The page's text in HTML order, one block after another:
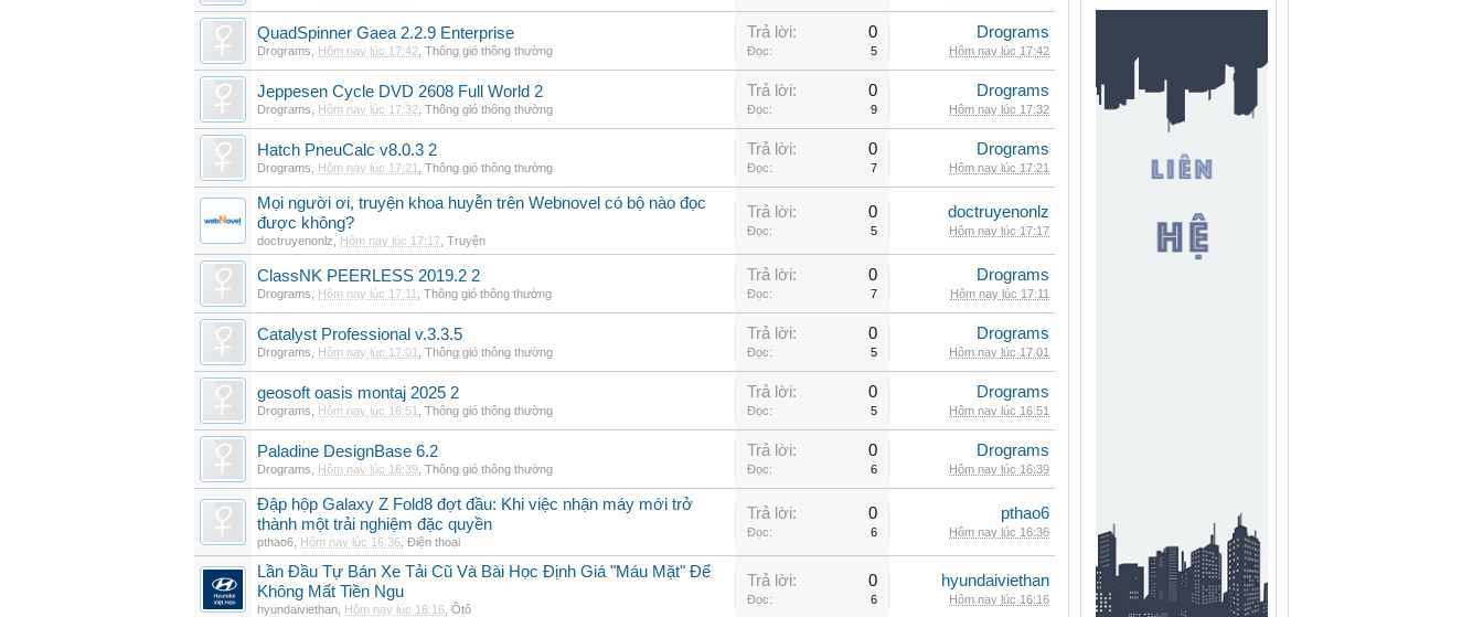
QuadSpinner Gaea 2.2.9 Enterprise
Drograms Hôm nay lúc 17:42 Thông gió thông thường
Trả lời: 0
Đọc: 5
Drograms
Hôm nay lúc 17:42
Jeppesen Cycle DVD 2608 Full World 2
Drograms Hôm nay lúc 17:32 Thông gió thông thường
Trả lời: 0
Đọc: 9
Drograms
Hôm nay lúc 17:32
Hatch PneuCalc v8.0.3 2
Drograms Hôm nay lúc 17:21 Thông gió thông thường
Trả lời: 0
Đọc: 7
Drograms
Hôm nay lúc 17:21
Mọi người ơi, truyện khoa huyễn trên Webnovel có bộ nào đọc
được không?
doctruyenonlz Hôm nay lúc 17:17 Truyện
Trả lời: 0
Đọc: 5
doctruyenonlz
Hôm nay lúc 17:17
ClassNK PEERLESS 2019.2 2
Drograms Hôm nay lúc 17:11 Thông gió thông thường
Trả lời: 0
Đọc: 7
Drograms
Hôm nay lúc 17:11
Catalyst Professional v.3.3.5
Drograms Hôm nay lúc 17:01 Thông gió thông thường
Trả lời: 0
Đọc: 5
Drograms
Hôm nay lúc 17:01
geosoft oasis montaj 2025 2
Drograms Hôm nay lúc 16:51 Thông gió thông thường
Trả lời: 0
Đọc: 5
Drograms
Hôm nay lúc 16:51
Paladine DesignBase 6.2
Drograms Hôm nay lúc 16:39 Thông gió thông thường
Trả lời: 0
Đọc: 6
Drograms
Hôm nay lúc 16:39
Đập hộp Galaxy Z Fold8 đợt đầu: Khi việc nhận máy mới trở
thành một trải nghiệm đặc quyền
pthao6 Hôm nay lúc 16:36 Điện thoại
Trả lời: 0
Đọc: 6
pthao6
Hôm nay lúc 16:36
Lần Đầu Tự Bán Xe Tải Cũ Và Bài Học Định Giá "Máu Mặt" Để
Không Mất Tiền Ngu
hyundaiviethan Hôm nay lúc 16:16 Ôtô
Trả lời: 0
Đọc: 6
hyundaiviethan
Hôm nay lúc 16:16